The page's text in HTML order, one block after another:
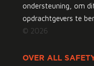
ondersteuning, om
opdrachtgevers te
© 2026
OVER ALL